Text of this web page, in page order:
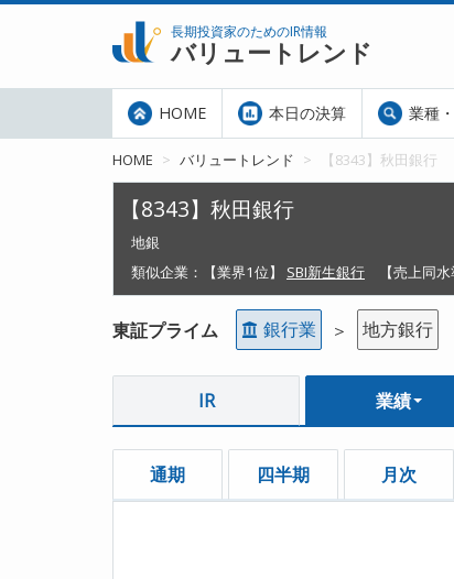
長期投資家のためのIR情報
バリュートレンド
HOME 本日の決算 業種
HOME バリュートレンド 【8343】秋田銀行
【8343】秋田銀行
地銀
類似企業：
【業界1位】 SBI新生銀行 【売上同水
東証プライム 銀行業 ＞ 地方銀行
IR 業績
通期 四半期 月次